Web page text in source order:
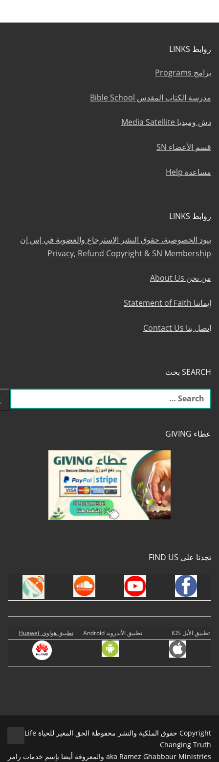
روابط LINKS
برامج Programs
مدرسة الكتاب المقدس Bible School
دش وميديا Media Satellite
قسم الأعضاء SN
مساعدة Help
روابط LINKS
بنود الخصوصية، حقوق النشر الإسترجاع والعضوية في إس إن
Privacy, Refund Copyright & SN Membership
من نحن About Us
إيماننا Statement of Faith
إتصل بنا Contact Us
SEARCH بحث
البحث
عن:
عطاء GIVING
تجدنا على FIND US
تطبيق الأبل iOS تطبيق الأندرويد Android تطبيق هواوي Huawei
Copyright حقوق الملكية والنشر محفوظة الحق المغير للحياة Life
Changing Truth
aka Ramez Ghabbour Ministries والمعروفة أيضا بإسم خدمات رامز